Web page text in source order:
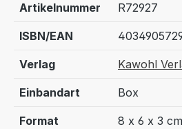
Artikelnummer R72927
ISBN/EAN
Verlag Kawohl
Einbandart Box
Format 8 x 6 x 3 cm